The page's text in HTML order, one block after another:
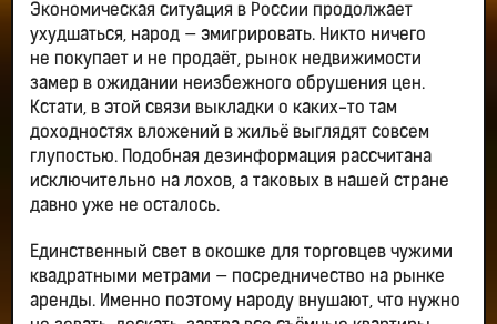
Экономическая ситуация в России продолжает
ухудшаться, народ — эмигрировать. Никто ничего
не покупает и не продаёт, рынок недвижимости
замер в ожидании неизбежного обрушения цен.
Кстати, в этой связи выкладки о каких-то там
доходностях вложений в жильё выглядят совсем
глупостью. Подобная дезинформация рассчитана
исключительно на лохов, а таковых в нашей стране
давно уже не осталось.
Единственный свет в окошке для торговцев чужими
квадратными метрами — посредничество на рынке
аренды. Именно поэтому народу внушают, что нужно